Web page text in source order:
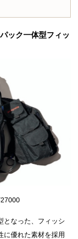
ック一体型フィッ
となった、フィッシ
に優れた素材を採用